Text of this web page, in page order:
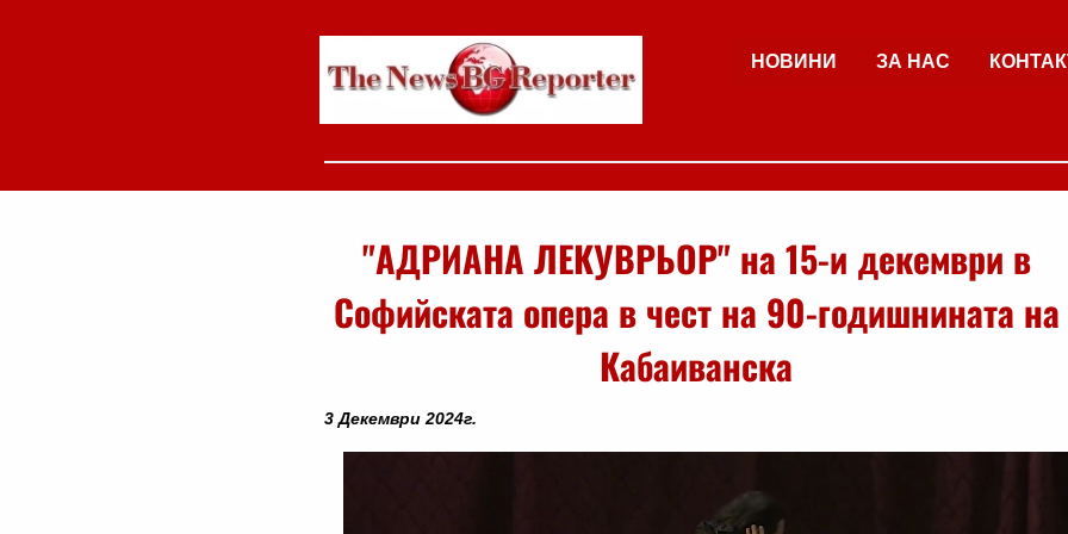
НОВИНИ ЗА НАС
"АДРИАНА ЛЕКУВРЬОР" на 15-и декември в
Софийската опера в чест на 90-годишнината на
Кабаиванска
3 Декември 2024г.